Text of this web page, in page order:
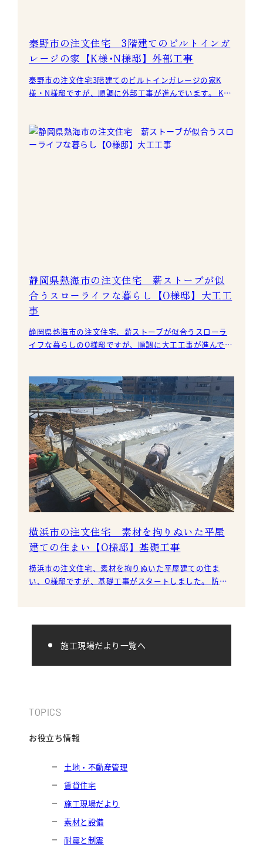
秦野市の注文住宅 3階建てのビルトインガ
レージの家【K様･N様邸】外部工事
秦野市の注文住宅3階建てのビルトインガレージの家K
様・N様邸ですが、順調に外部工事が進んでいます。 K
静岡県熱海市の注文住宅 薪ストーブが似
合うスローライフな暮らし【O様邸】大工工
事
静岡県熱海市の注文住宅、薪ストーブが似合うスローラ
イフな暮らしのO様邸ですが、順調に大工工事が進んでい
横浜市の注文住宅 素材を拘りぬいた平屋
建ての住まい【O様邸】基礎工事
横浜市の注文住宅、素材を拘りぬいた平屋建ての住ま
い、O様邸ですが、基礎工事がスタートしました。 防湿
施工現場だより一覧へ
TOPICS
お役立ち情報
土地・不動産管理
賃貸住宅
施工現場だより
素材と設備
耐震と制震